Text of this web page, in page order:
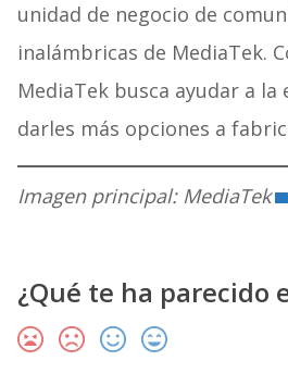
unidad de negocio de
inalámbricas de MediaTek.
MediaTek busca ayudar a la
darles más opciones a
Imagen principal: MediaTek
¿Qué te ha parecido